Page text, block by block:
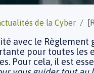
de la Cyber
avec le Règlement
pour toutes
Pour cela, il est